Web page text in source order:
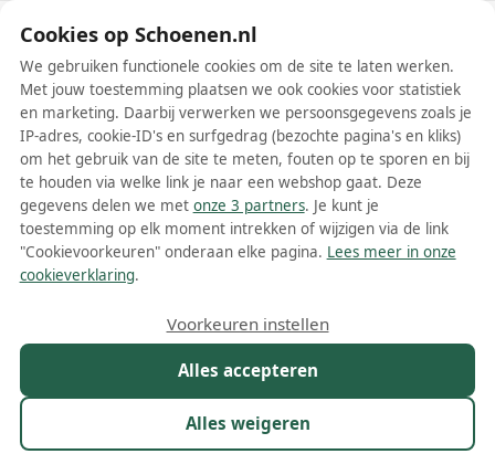
Schoenen.nl
Wis filters Alle filters
Rode Dsquared2 damesschoenen
Meer lezen
Kleur 1
15 resultaten:
Cookies op Schoenen.nl
We gebruiken functionele cookies om de site te laten werken.
Met jouw toestemming plaatsen we ook cookies voor statistiek
en marketing. Daarbij verwerken we persoonsgegevens zoals je
IP-adres, cookie-ID's en surfgedrag (bezochte pagina's en kliks)
om het gebruik van de site te meten, fouten op te sporen en bij
te houden via welke link je naar een webshop gaat. Deze
gegevens delen we met onze 3 partners. Je kunt je
toestemming op elk moment intrekken of wijzigen via de link
"Cookievoorkeuren" onderaan elke pagina. Lees meer in onze
cookieverklaring.
Alles accepteren
Alles weigeren
Voorkeuren instellen